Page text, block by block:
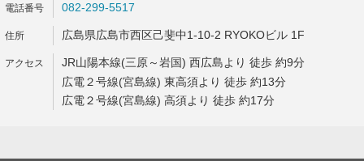
082-299-5517
広島県広島市西区己斐中1-10-2 RYOKOビル 1F
JR山陽本線(三原～岩国) 西広島より 徒歩 約9分
広電２号線(宮島線) 東高須より 徒歩 約13分
広電２号線(宮島線) 高須より 徒歩 約17分